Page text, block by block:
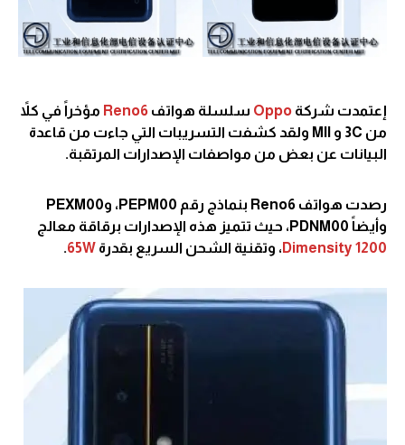
إعتمدت شركة Oppo سلسلة هواتف Reno6 مؤخراً في كلاً
من 3C و MII ولقد كشفت التسريبات التي جاءت من قاعدة
البيانات عن بعض من مواصفات الإصدارات المرتقبة.
رصدت هواتف Reno6 بنماذج رقم PEPM00، وPEXM00
وأيضاً PDNM00، حيث تتميز هذه الإصدارات برقاقة معالج
Dimensity 1200 ، وتقنية الشحن السريع بقدرة 65W
.